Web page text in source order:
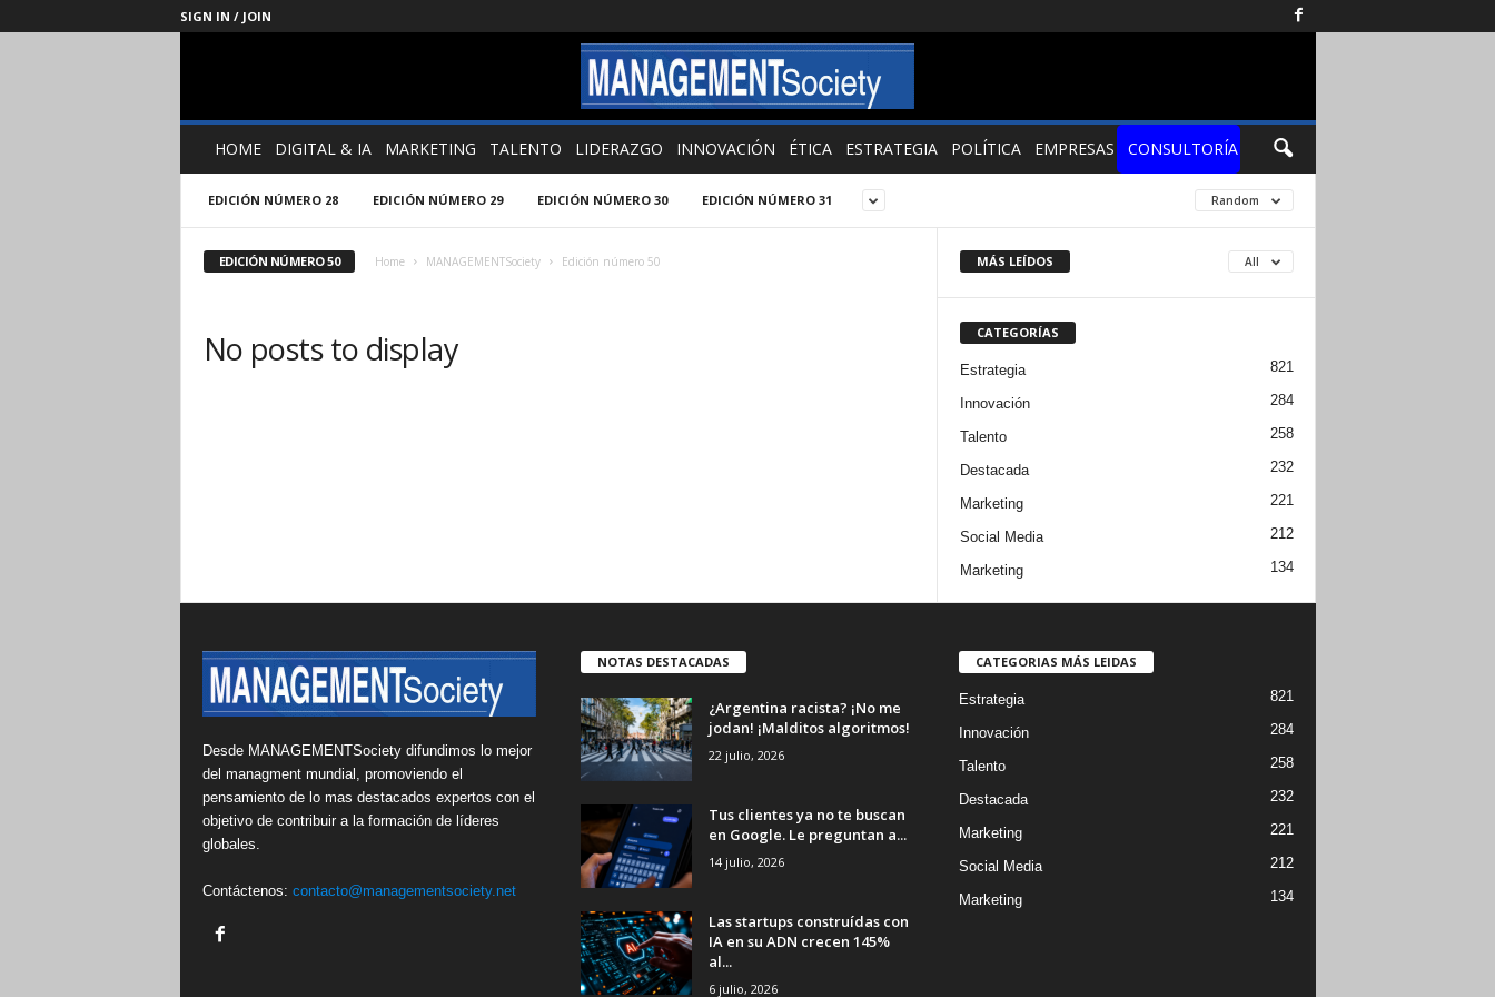
SIGN IN / JOIN
Management
SocietyHOME DIGITAL & IA MARKETING TALENTO LIDERAZGO INNOVACIÓN ÉTICA ESTRATEGIA POLÍTICA EMPRESAS CONSULTORÍA
EDICIÓN NÚMERO 28 EDICIÓN NÚMERO 29 EDICIÓN NÚMERO 30 EDICIÓN NÚMERO 31 Random
EDICIÓN NÚMERO 50 Home MANAGEMENTSociety Edición número 50
No posts to display
MÁS LEÍDOS All
CATEGORÍAS
Estrategia 821
Innovación 284
Talento 258
Destacada 232
Marketing 221
Social Media 212
Marketing 134
Desde MANAGEMENTSociety difundimos lo mejor
del managment mundial, promoviendo el
pensamiento de lo mas destacados expertos con el
objetivo de contribuir a la formación de líderes
globales.
Contáctenos: contacto@managementsociety.net
NOTAS DESTACADAS
¿Argentina racista? ¡No me
jodan! ¡Malditos algoritmos!
22 julio, 2026
Tus clientes ya no te buscan
en Google. Le preguntan a...
14 julio, 2026
Las startups construídas con
IA en su ADN crecen 145%
al...
6 julio, 2026
CATEGORIAS MÁS LEIDAS
Estrategia 821
Innovación 284
Talento 258
Destacada 232
Marketing 221
Social Media 212
Marketing 134